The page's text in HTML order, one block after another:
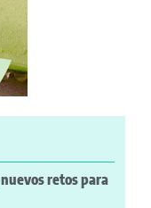
retos para